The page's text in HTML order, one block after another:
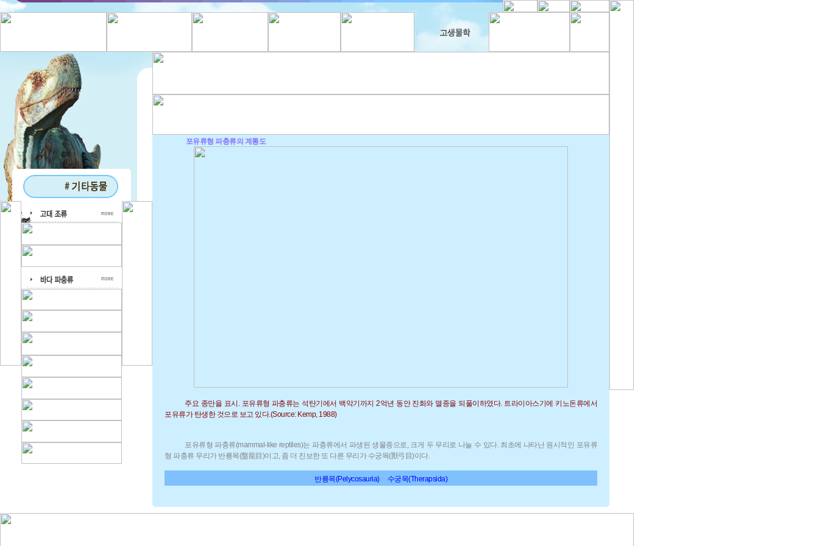
포유류형 파충류의 계통도
주요 종만을 표시. 포유류형 파충류는 석탄기에서 백악기까지 2억년 동안 진화와 멸종을 되풀이하였다. 트라이아스기에 키노돈류에서
포유류가 탄생한 것으로 보고 있다.(Source: Kemp, 1988)
포유류형 파충류(mammal-like reptiles)는 파충류에서 파생된 생물종으로, 크게 두 무리로 나눌 수 있다. 최초에 나타난 원시적인 포유류
형 파충류 무리가 반룡목(盤龍目)이고, 좀 더 진보한 또 다른 무리가 수궁목(獸弓目)이다.
반룡목(Pelycosauria) 수궁목(Therapsida)